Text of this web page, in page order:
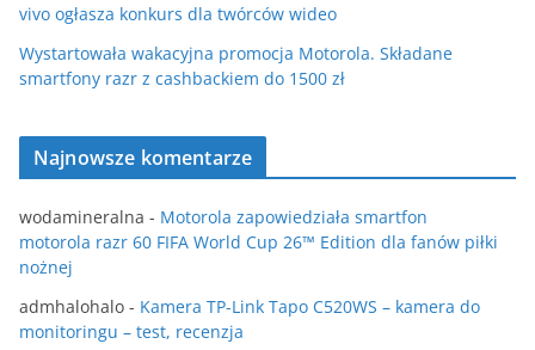
vivo ogłasza konkurs dla twórców wideo
Wystartowała wakacyjna promocja Motorola. Składane
smartfony razr z cashbackiem do 1500 zł
Najnowsze komentarze
wodamineralna - Motorola zapowiedziała smartfon
motorola razr 60 FIFA World Cup 26™ Edition dla fanów piłki
nożnej
admhalohalo - Kamera TP-Link Tapo C520WS – kamera do
monitoringu – test, recenzja